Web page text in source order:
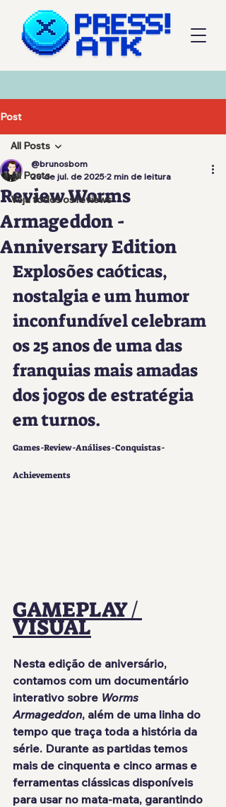
Post
All Posts
Veja todos os reviews
All Posts
Review Worms
Armageddon -
Anniversary Edition
@brunosbom
20 de jul. de 2025 2 min de leitura
Explosões caóticas,
nostalgia e um humor
inconfundível celebram
os 25 anos de uma das
franquias mais amadas
dos jogos de estratégia
em turnos.
Games-Review-Análises-Conquistas-
Achievements
GAMEPLAY /
VISUAL
Nesta edição de aniversário,
contamos com um documentário
interativo sobre Worms
Armageddon, além de uma linha do
tempo que traça toda a história da
série. Durante as partidas temos
mais de cinquenta e cinco armas e
ferramentas clássicas disponíveis
para usar no mata-mata, garantindo